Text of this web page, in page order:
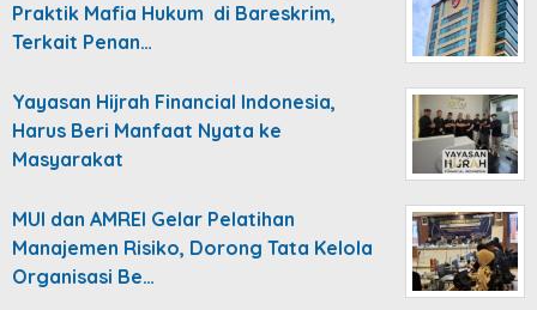
Praktik Mafia Hukum di Bareskrim,
Terkait Penan…
Yayasan Hijrah Financial Indonesia,
Harus Beri Manfaat Nyata ke
Masyarakat
MUI dan AMREI Gelar Pelatihan
Manajemen Risiko, Dorong Tata Kelola
Organisasi Be…